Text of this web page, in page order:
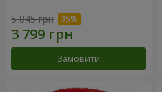
5 845 грн
Замовити